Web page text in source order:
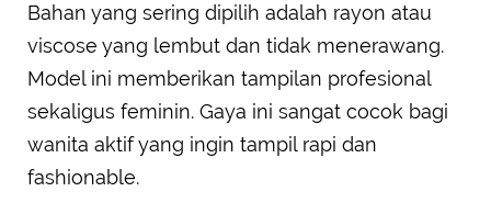
Bahan yang sering dipilih adalah rayon atau
viscose yang lembut dan tidak menerawang.
Model ini memberikan tampilan profesional
sekaligus feminin. Gaya ini sangat cocok bagi
wanita aktif yang ingin tampil rapi dan
fashionable.